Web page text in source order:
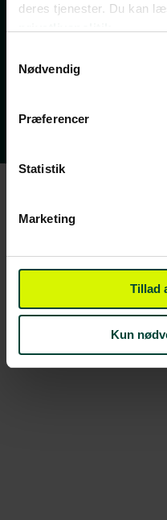
deres tjenester. Du kan
Nødvendig
Præferencer
Statistik
Marketing
Tillad
Kun
spændende indhold fra
kan til enhver tid afmelde